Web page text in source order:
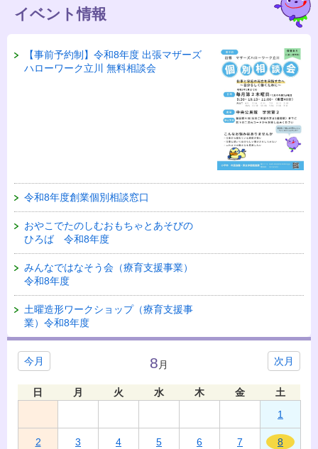
イベント情報
【事前予約制】令和8年度 出張マザーズ
ハローワーク立川 無料相談会
令和8年度創業個別相談窓口
おやこでたのしむおもちゃとあそびの
ひろば 令和8年度
みんなではなそう会（療育支援事業）
令和8年度
土曜造形ワークショップ（療育支援事
業）令和8年度
今月 次月
8 月
日 月 火 水 木 金
土
1
2 3 4 5 6 7 8